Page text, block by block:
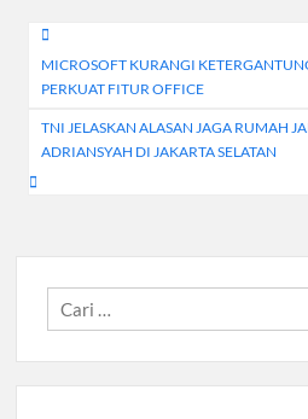
Navigasi
pos
MICROSOFT KURANGI
PERKUAT FITUR OFFICE
TNI JELASKAN ALASAN JAGA RUMAH
ADRIANSYAH DI JAKARTA SELATAN